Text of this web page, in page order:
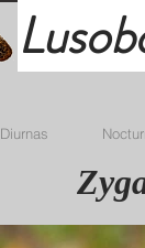
Diurnas